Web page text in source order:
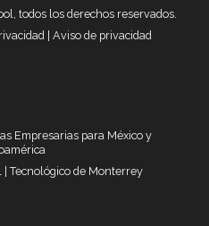
todos los derechos reservados.
| Aviso de privacidad
Empresarias para México y
| Tecnológico de Monterrey